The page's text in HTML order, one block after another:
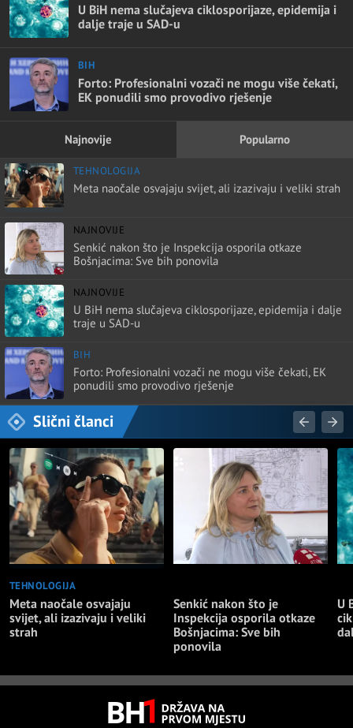
U BiH nema slučajeva ciklosporijaze, epidemija i
dalje traje u SAD-u
BIH
Forto: Profesionalni vozači ne mogu više čekati,
EK ponudili smo provodivo rješenje
Najnovije Popularno
TEHNOLOGIJA
Meta naočale osvajaju svijet, ali izazivaju i veliki strah
NAJNOVIJE
Senkić nakon što je Inspekcija osporila otkaze
Bošnjacima: Sve bih ponovila
NAJNOVIJE
U BiH nema slučajeva ciklosporijaze, epidemija i dalje
traje u SAD-u
BIH
Forto: Profesionalni vozači ne mogu više čekati, EK
ponudili smo provodivo rješenje
Slični članci
TEHNOLOGIJA
Meta naočale osvajaju
svijet, ali izazivaju i veliki
strah
Senkić nakon što je
Inspekcija osporila otkaze
Bošnjacima: Sve bih
ponovila
U